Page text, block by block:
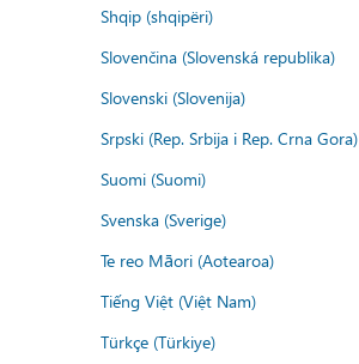
Shqip (shqipëri)
Slovenčina (Slovenská republika)
Slovenski (Slovenija)
Srpski (Rep. Srbija i Rep. Crna Gora)
Suomi (Suomi)
Svenska (Sverige)
Te reo Māori (Aotearoa)
Tiếng Việt (Việt Nam)
Türkçe (Türkiye)